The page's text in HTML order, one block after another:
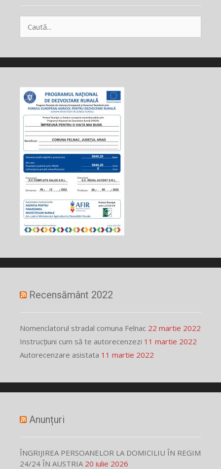
după:
Recensământ 2022
Nomenclatorul stradal comuna Felnac 22 martie 2022
Instrucțiuni cum să te autorecenzezi 11 martie 2022
Autorecenzare asistata 11 martie 2022
Anunțuri
ÎNGRIJIREA PERSOANELOR LA DOMICILIU ÎN REGIM
24/24 ÎN AUSTRIA 20 iulie 2026